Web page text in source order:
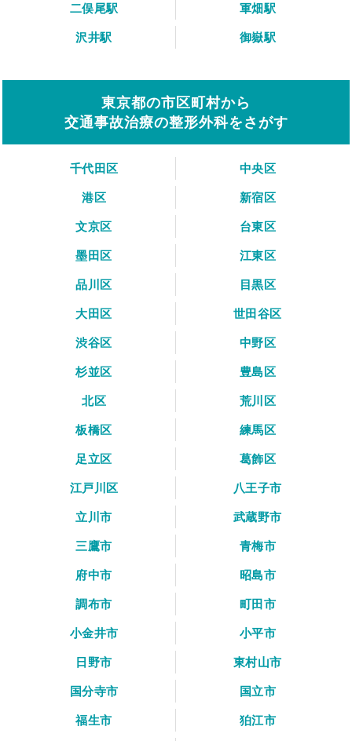
二俣尾駅
軍畑駅
沢井駅
御嶽駅
東京都の市区町村から
交通事故治療の整形外科をさがす
千代田区
中央区
港区
新宿区
文京区
台東区
墨田区
江東区
品川区
目黒区
大田区
世田谷区
渋谷区
中野区
杉並区
豊島区
北区
荒川区
板橋区
練馬区
足立区
葛飾区
江戸川区
八王子市
立川市
武蔵野市
三鷹市
青梅市
府中市
昭島市
調布市
町田市
小金井市
小平市
日野市
東村山市
国分寺市
国立市
福生市
狛江市